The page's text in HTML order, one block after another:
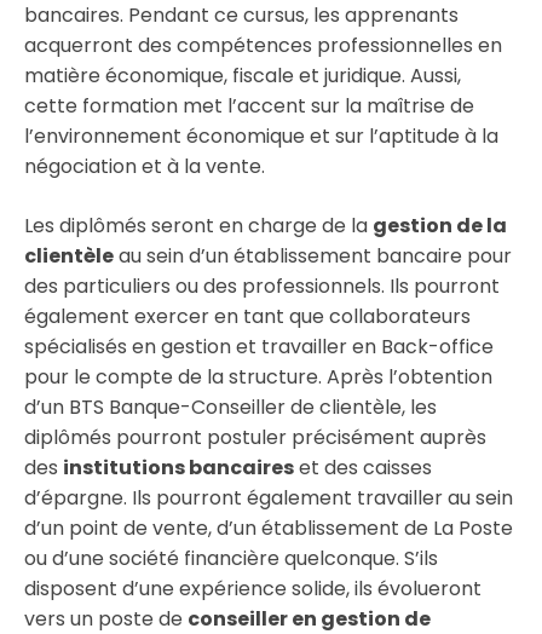
bancaires. Pendant ce cursus, les apprenants
acquerront des compétences professionnelles en
matière économique, fiscale et juridique. Aussi,
cette formation met l’accent sur la maîtrise de
l’environnement économique et sur l’aptitude à la
négociation et à la vente.
Les diplômés seront en charge de la gestion de la
clientèleau sein d’un établissement bancaire pour
des particuliers ou des professionnels. Ils pourront
également exercer en tant que collaborateurs
spécialisés en gestion et travailler en Back-office
pour le compte de la structure. Après l’obtention
d’un BTS Banque-Conseiller de clientèle, les
diplômés pourront postuler précisément auprès
des institutions bancaireset des caisses
d’épargne. Ils pourront également travailler au sein
d’un point de vente, d’un établissement de La Poste
ou d’une société financière quelconque. S’ils
disposent d’une expérience solide, ils évolueront
vers un poste de conseiller en gestion de